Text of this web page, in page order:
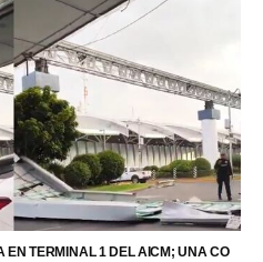
EN TERMINAL 1 DEL AICM; UNA CO